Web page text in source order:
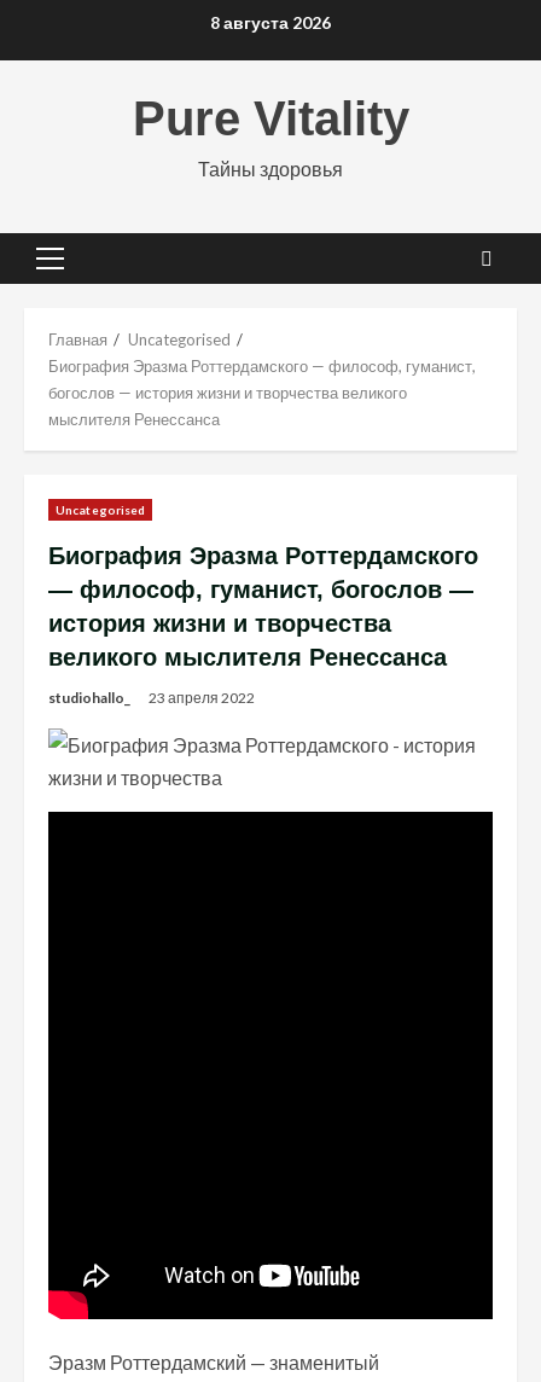
8 августа 2026
Pure Vitality
Тайны здоровья
Основное
Главная
Uncategorised
Биография Эразма Роттердамского — философ, гуманист,
богослов — история жизни и творчества великого
мыслителя Ренессанса
Uncategorised
Биография Эразма Роттердамского
— философ, гуманист, богослов —
история жизни и творчества
великого мыслителя Ренессанса
studiohallo_ 23 апреля 2022
Эразм Роттердамский — знаменитый